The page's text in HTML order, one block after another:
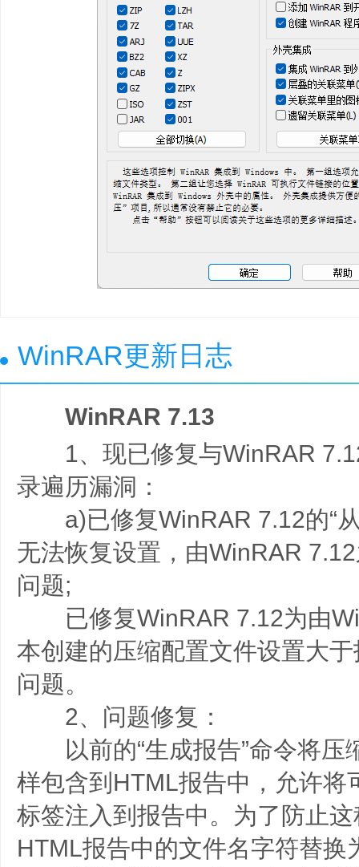
WinRAR更新日志
WinRAR 7.13
1、现已修复与WinRAR
录遍历漏洞：
a)已修复WinRAR 7.12的“从
无法恢复设置，由WinRAR
问题;
已修复WinRAR 7.12为由
本创建的压缩配置文件设置大
问题。
2、问题修复：
以前的“生成报告”命令将压
样包含到HTML报告中，允许将
标签注入到报告中。为了防止
HTML报告中的文件名字符替换